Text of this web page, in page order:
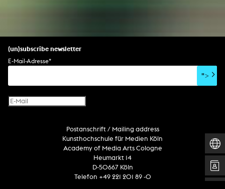
(un)subscribe newsletter
E-Mail-Adresse*
">
Postanschrift / Mailing address
Kunsthochschule für Medien Köln
Academy of Media Arts Cologne
Heumarkt 14
D-50667 Köln
Telefon +49 221 201 89 -0